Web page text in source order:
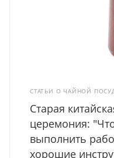
СТАТЬИ О ЧАЙНОЙ
Старая
церемония:
выполнить
хорошие